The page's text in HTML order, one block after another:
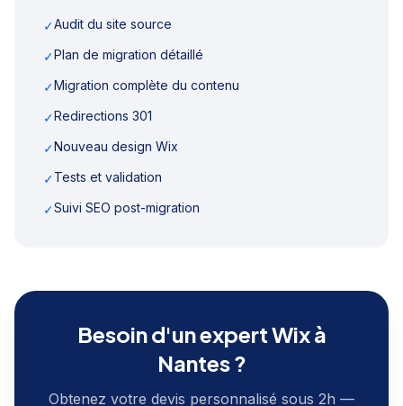
✓Audit du site source
✓Plan de migration détaillé
✓Migration complète du contenu
✓Redirections 301
✓Nouveau design Wix
✓Tests et validation
✓Suivi SEO post-migration
Besoin d'un expert Wix à
Nantes?
Obtenez votre devis personnalisé sous 2h —